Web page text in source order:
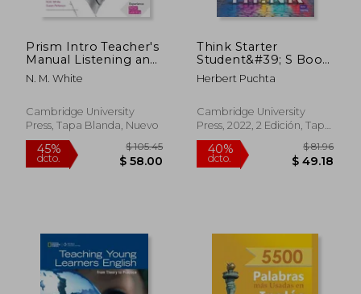
Prism Intro Teacher's
Manual Listening and
Speaking
N. M. White
Cambridge University
Press, Tapa Blanda, Nuevo
Think Starter
Student&#39; S Book
and Workbook With
Digital Pack Combo a
Inglés)
Herbert Puchta
Cambridge University
Press, 2022, 2 Edición, Tapa
Blanda, Nuevo